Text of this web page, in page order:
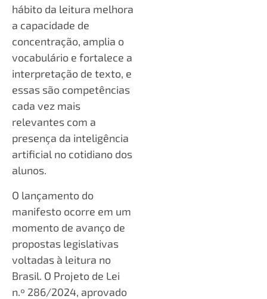
hábito da leitura melhora
a capacidade de
concentração, amplia o
vocabulário e fortalece a
interpretação de texto, e
essas são competências
cada vez mais
relevantes com a
presença da inteligência
artificial no cotidiano dos
alunos.
O lançamento do
manifesto ocorre em um
momento de avanço de
propostas legislativas
voltadas à leitura no
Brasil. O Projeto de Lei
n.º 286/2024, aprovado